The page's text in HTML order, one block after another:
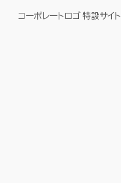
コーポレートロゴ 特設サイト